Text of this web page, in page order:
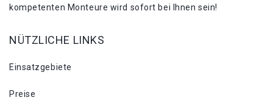
kompetenten Monteure wird sofort bei Ihnen sein!
NÜTZLICHE LINKS
Einsatzgebiete
Preise